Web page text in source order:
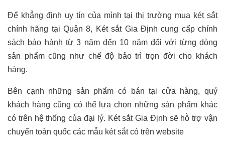
Để khẳng định uy tín của mình tại thị trường mua két sắt
chính hãng tại Quận 8, Két sắt Gia Định cung cấp chính
sách bảo hành từ 3 năm đến 10 năm đối với từng dòng
sản phẩm cũng như chế độ bảo trì trọn đời cho khách
hàng.
Bên cạnh những sản phẩm có bán tại cửa hàng, quý
khách hàng cũng có thể lựa chọn những sản phẩm khác
có trên hệ thống của đại lý. Két sắt Gia Định sẽ hỗ trợ vận
chuyển toàn quốc các mẫu két sắt có trên website